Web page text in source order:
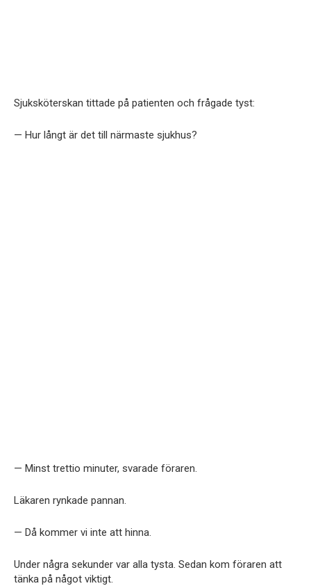
Sjuksköterskan tittade på patienten och frågade tyst:
— Hur långt är det till närmaste sjukhus?
— Minst trettio minuter, svarade föraren.
Läkaren rynkade pannan.
— Då kommer vi inte att hinna.
Under några sekunder var alla tysta. Sedan kom föraren att
tänka på något viktigt.